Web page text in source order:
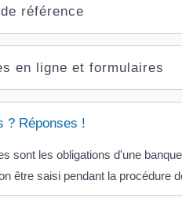
référence
en ligne et formulaires
? Réponses !
sont les obligations d'une
être saisi pendant la procédure